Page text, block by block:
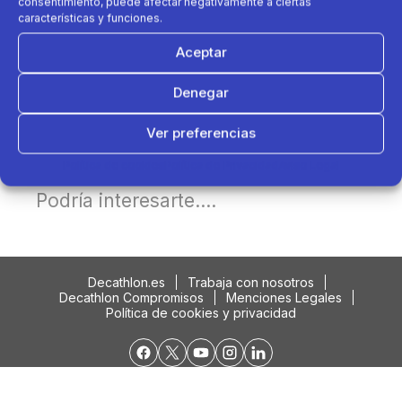
características y funciones.
Aceptar
Denegar
Ver preferencias
Podría interesarte....
Decathlon.es
Trabaja con nosotros
Decathlon Compromisos
Menciones Legales
Política de cookies y privacidad